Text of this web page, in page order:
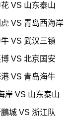
花 VS 山东泰山
VS 青岛西海岸
VS 武汉三镇
VS 北京国安
港 VS 青岛海牛
岸 VS 山东泰山
城 VS 浙江队